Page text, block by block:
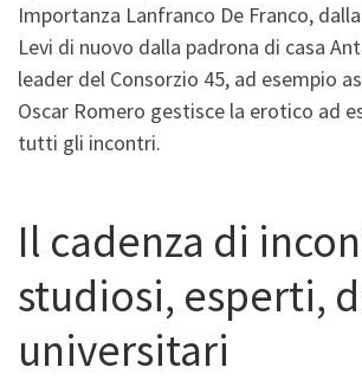
Importanza Lanfranco De Franco,
Levi di nuovo dalla padrona di casa
leader del Consorzio 45, ad esempio
Oscar Romero gestisce la erotico ad
tutti gli incontri.
Il cadenza di
studiosi, esperti,
universitari